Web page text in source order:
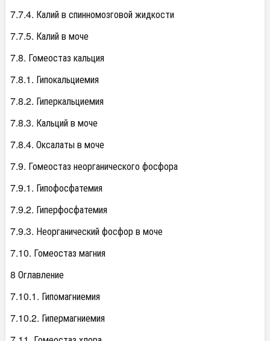
7.7.4. Калий в спинномозговой жидкости
7.7.5. Калий в моче
7.8. Гомеостаз кальция
7.8.1. Гипокальциемия
7.8.2. Гиперкальциемия
7.8.3. Кальций в моче
7.8.4. Оксалаты в моче
7.9. Гомеостаз неорганического фосфора
7.9.1. Гипофосфатемия
7.9.2. Гиперфосфатемия
7.9.3. Неорганический фосфор в моче
7.10. Гомеостаз магния
8 Оглавление
7.10.1. Гипомагниемия
7.10.2. Гипермагниемия